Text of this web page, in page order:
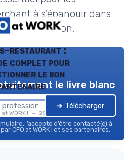
à s'épanouir dans
évolution.
restaurant :
complet pour
le bon
at WORK ! — 2026
le livre blanc
➔ Télécharger
j’accepte d’être contacté(e) à
CFO at WORK ! et ses partenaires.